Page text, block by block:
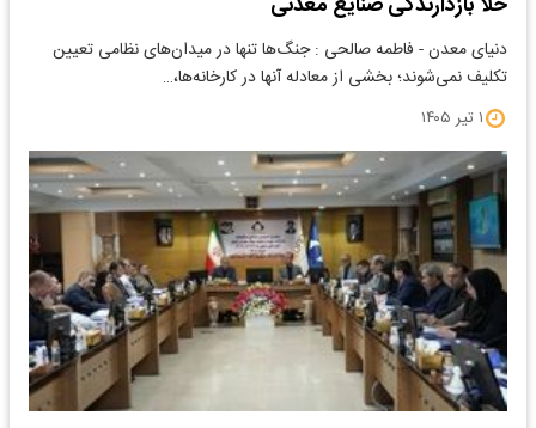
دنیای معدن - فاطمه صالحی : جنگ‌ها تنها در میدان‌های نظامی تعیین
تکلیف نمی‌شوند؛ بخشی از معادله آنها در کارخانه‌ها،…
۱ تیر ۱۴۰۵